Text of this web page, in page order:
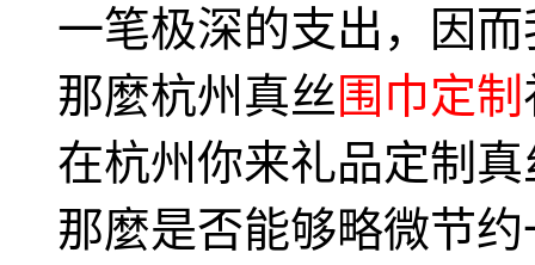
一笔极深的支出，因
那麼杭州真丝 围巾定制
在杭州你来礼品定制
那麼是否能够略微节